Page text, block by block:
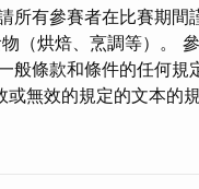
所有參賽者在比賽期間
（烘焙、烹調等）。
般條款和條件的任何規
無效的規定的文本的規